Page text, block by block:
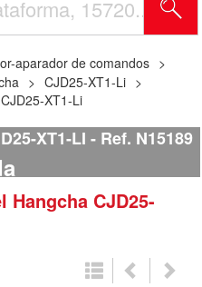
aparador de comandos
CJD25-XT1-Li
XT1-Li
XT1-LI Ref. N15189
Hangcha CJD25-